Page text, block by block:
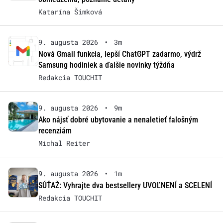
Katarína Šimková
9. augusta 2026 •
3m
Nová Gmail funkcia, lepší ChatGPT zadarmo, výdrž
Samsung hodiniek a ďalšie novinky týždňa
Redakcia TOUCHIT
9. augusta 2026 •
9m
Ako nájsť dobré ubytovanie a nenaletieť falošným
recenziám
Michal Reiter
9. augusta 2026 •
1m
SÚŤAŽ: Vyhrajte dva bestsellery UVOĽNENÍ a SCELENÍ
Redakcia TOUCHIT